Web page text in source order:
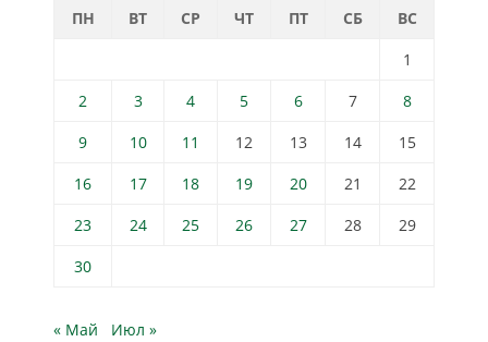
ПН ВТ СР ЧТ ПТ СБ
ВС
1
2
3 4 5 6 7
8
9
10 11 12 13 14
15
16
17 18 19 20 21
22
23
24 25 26 27 28
29
30
« Май Июл »